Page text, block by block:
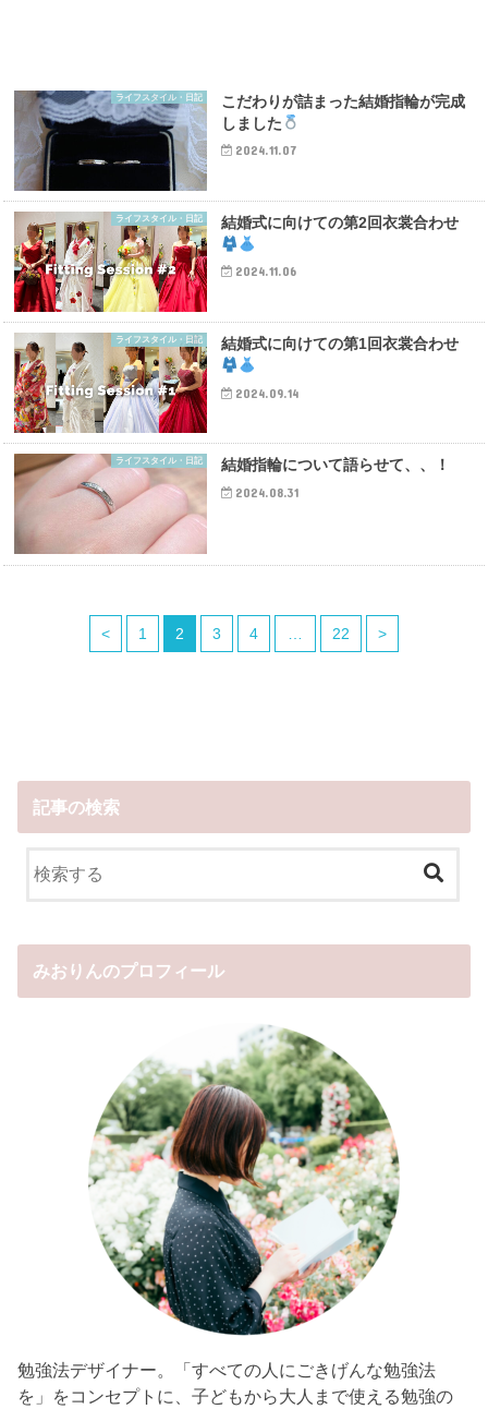
ライフスタイル・日記
こだわりが詰まった結婚指輪が完成
しました
2024.11.07
ライフスタイル・日記 結婚式に向けての第2回衣裳合わせ
2024.11.06
ライフスタイル・日記 結婚式に向けての第1回衣裳合わせ
2024.09.14
ライフスタイル・日記 結婚指輪について語らせて、、！
2024.08.31
< 1 2 3 4 22 >
記事の検索
みおりんのプロフィール
勉強法デザイナー。「すべての人にごきげんな勉強法
を」をコンセプトに、子どもから大人まで使える勉強の